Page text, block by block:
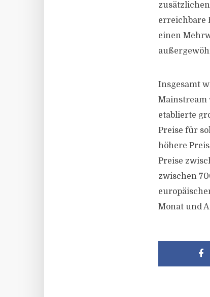
erreichbare
einen
Insgesamt
Mainstream
etablierte
Preise für
höhere
Preise
zwischen
Monat und